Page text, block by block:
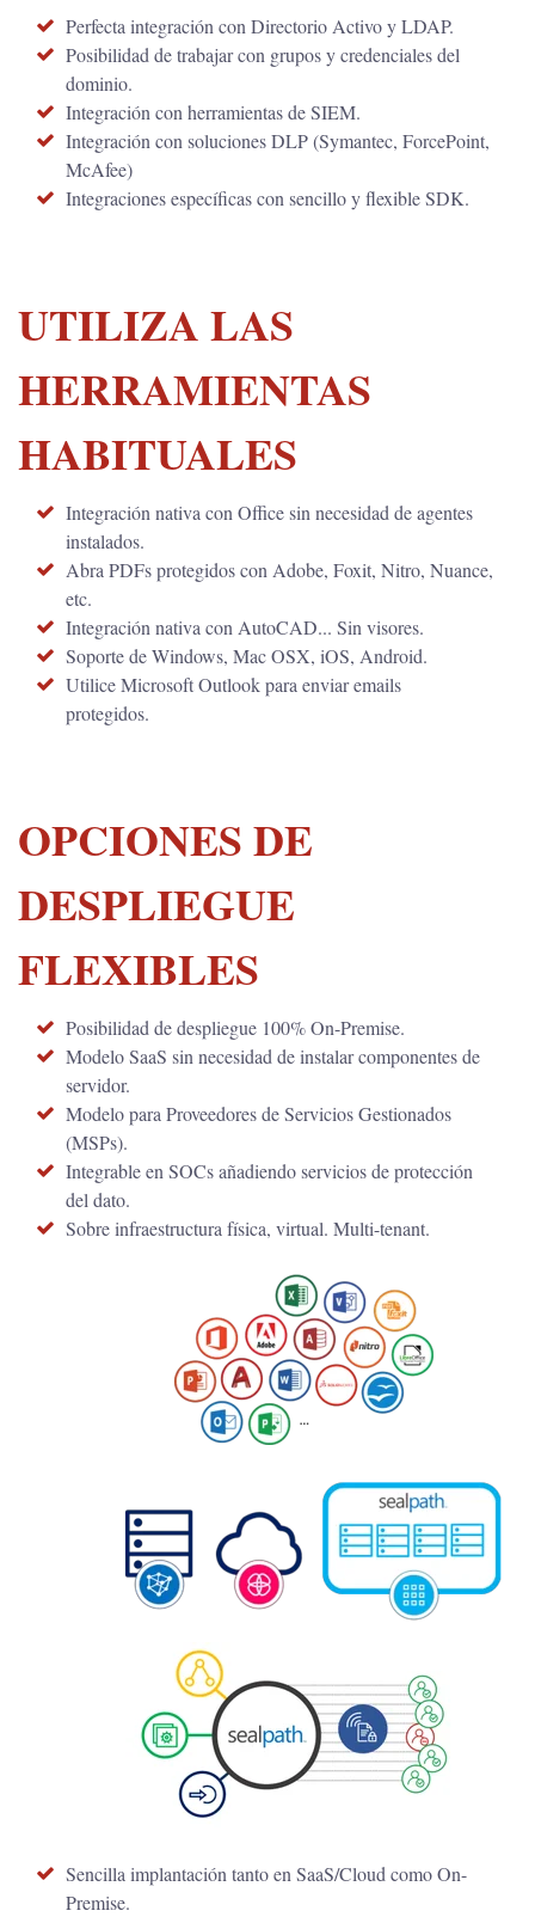
Perfecta integración con Directorio Activo y LDAP.
Posibilidad de trabajar con grupos y credenciales del
dominio.
Integración con herramientas de SIEM.
Integración con soluciones DLP (Symantec, ForcePoint,
McAfee)
Integraciones específicas con sencillo y flexible SDK.
UTILIZA LAS
HERRAMIENTAS
HABITUALES
Integración nativa con Office sin necesidad de agentes
instalados.
Abra PDFs protegidos con Adobe, Foxit, Nitro, Nuance,
etc.
Integración nativa con AutoCAD... Sin visores.
Soporte de Windows, Mac OSX, iOS, Android.
Utilice Microsoft Outlook para enviar emails
protegidos.
OPCIONES DE
DESPLIEGUE
FLEXIBLES
Posibilidad de despliegue 100% On-Premise.
Modelo SaaS sin necesidad de instalar componentes de
servidor.
Modelo para Proveedores de Servicios Gestionados
(MSPs).
Integrable en SOCs añadiendo servicios de protección
del dato.
Sobre infraestructura física, virtual. Multi-tenant.
Sencilla implantación tanto en SaaS/Cloud como On-
Premise.